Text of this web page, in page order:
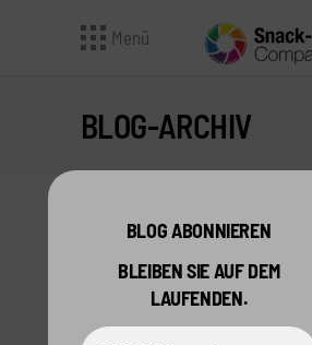
Menü
BLOG-ARCHIV
Sorry, no posts matched your criteria.
BLOG ABONNIEREN
BLEIBEN SIE AUF DEM
LAUFENDEN.